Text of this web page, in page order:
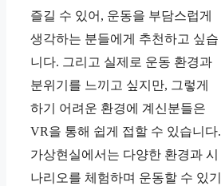
즐길 수 있어, 운동을 부담스럽게
생각하는 분들에게 추천하고 싶습
니다. 그리고 실제로 운동 환경과
분위기를 느끼고 싶지만, 그렇게
하기 어려운 환경에 계신분들은
VR을 통해 쉽게 접할 수 있습니다.
가상현실에서는 다양한 환경과 시
나리오를 체험하며 운동할 수 있기